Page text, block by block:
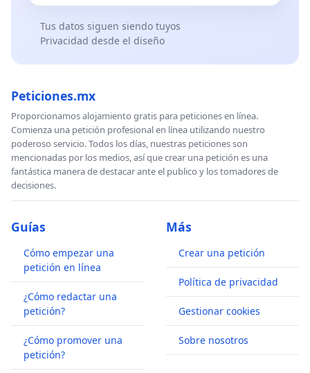
Tus datos siguen siendo tuyos
Privacidad desde el diseño
Peticiones.mx
Proporcionamos alojamiento gratis para peticiones en línea.
Comienza una petición profesional en línea utilizando nuestro
poderoso servicio. Todos los días, nuestras peticiones son
mencionadas por los medios, así que crear una petición es una
fantástica manera de destacar ante el publico y los tomadores de
decisiones.
Guías
Cómo empezar una
petición en línea
¿Cómo redactar una
petición?
¿Cómo promover una
petición?
Más
Crear una petición
Política de privacidad
Gestionar cookies
Sobre nosotros